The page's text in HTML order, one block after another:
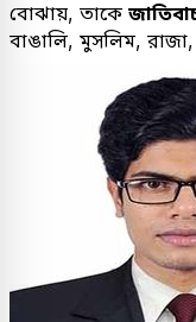
বোঝায়, তাকে
বাঙালি, মুসলিম,